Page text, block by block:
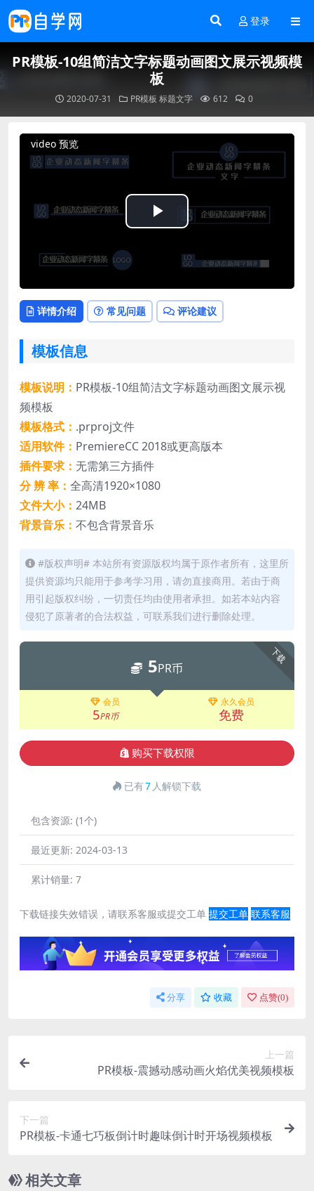
登录
PR模板-10组简洁文字标题动画图文展示视频模
板
2020-07-31 PR模板 标题文字 612 0
video 预览
Play
Video
详情介绍 常见问题 评论建议
模板信息
模板说明： PR模板-10组简洁文字标题动画图文展示视
频模板
模板格式： .prproj文件
适用软件： PremiereCC 2018或更高版本
插件要求： 无需第三方插件
分 辨 率： 全高清1920×1080
文件大小： 24MB
背景音乐： 不包含背景音乐
#版权声明# 本站所有资源版权均属于原作者所有，这里所
提供资源均只能用于参考学习用，请勿直接商用。若由于商
用引起版权纠纷，一切责任均由使用者承担。如若本站内容
侵犯了原著者的合法权益，可联系我们进行删除处理。
下载
5PR币
会员
5PR币
永久会员
免费
购买下载权限
已有7 人解锁下载
包含资源: (1个)
最近更新: 2024-03-13
累计销量: 7
下载链接失效错误，请联系客服或提交工单 提交工单 联系客服
分享 收藏 点赞(0)
上一篇
PR模板-震撼动感动画火焰优美视频模板
下一篇
PR模板-卡通七巧板倒计时趣味倒计时开场视频模板
相关文章